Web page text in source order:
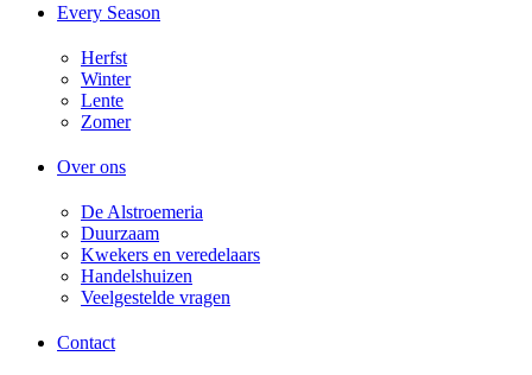
Every Season
Herfst
Winter
Lente
Zomer
Over ons
De Alstroemeria
Duurzaam
Kwekers en veredelaars
Handelshuizen
Veelgestelde vragen
Contact